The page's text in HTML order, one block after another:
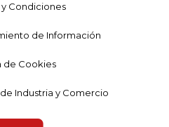
y Condiciones
de Información
de Cookies
Industria y Comercio